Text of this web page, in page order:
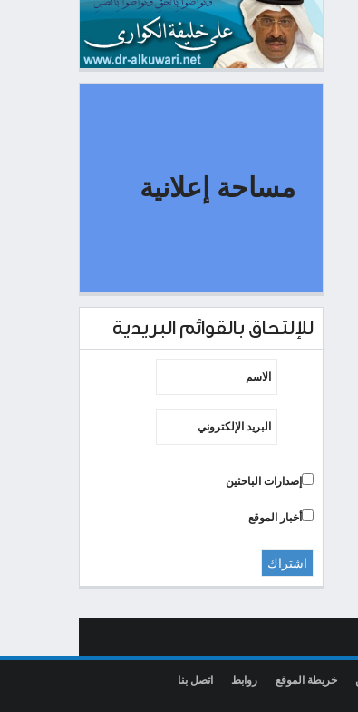
مساحة إعلانية
للإلتحاق بالقوائم البريدية
إصدارات الباحثين
أخبار الموقع
خريطة الموقع روابط اتصل بنا